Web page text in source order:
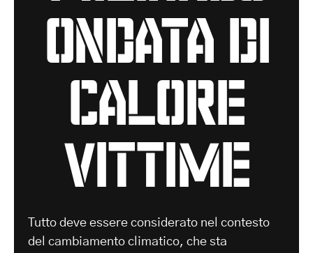
ondata di
calore
vittime
Tutto deve essere considerato nel contesto
del cambiamento climatico, che sta